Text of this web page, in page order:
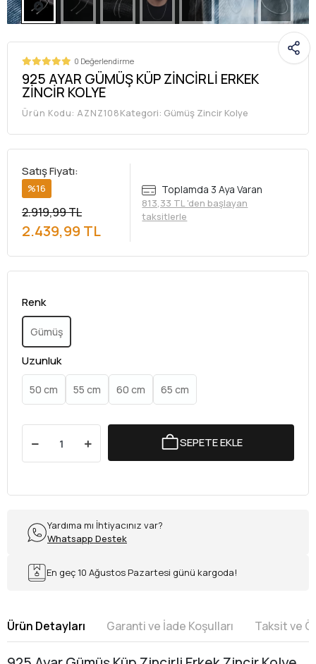
0 Değerlendirme
925 AYAR GÜMÜŞ KÜP ZİNCİRLİ ERKEK
ZİNCİR KOLYE
Ürün Kodu: AZNZ108Kategori: Gümüş Zincir Kolye
Satış Fiyatı:
%16
2.919,99 TL
2.439,99 TL
Toplamda 3 Aya Varan
813,33 TL 'den başlayan
taksitlerle
Renk
Gümüş
Uzunluk
50 cm 55 cm 60 cm 65 cm
SEPETE EKLE
Yardıma mı İhtiyacınız var?
Whatsapp Destek
En geç 10 Ağustos Pazartesi günü kargoda!
Ürün Detayları Garanti ve İade Koşulları Taksit ve